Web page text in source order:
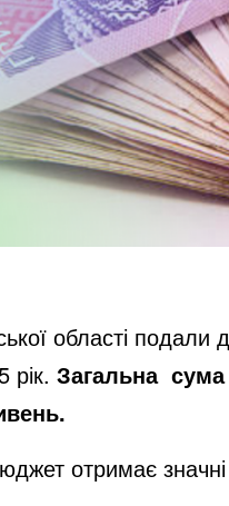
області
рік. Загальна сума
отримає